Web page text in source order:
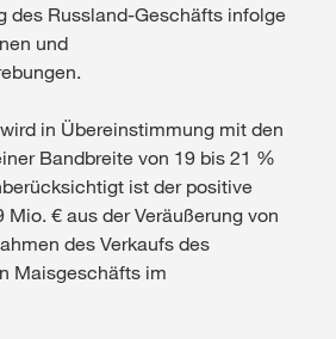
des Russland-Geschäfts infolge
und
in Übereinstimmung mit den
Bandbreite von 19 bis 21 %
ist der positive
Mio. € aus der Veräußerung von
des Verkaufs des
Maisgeschäfts im